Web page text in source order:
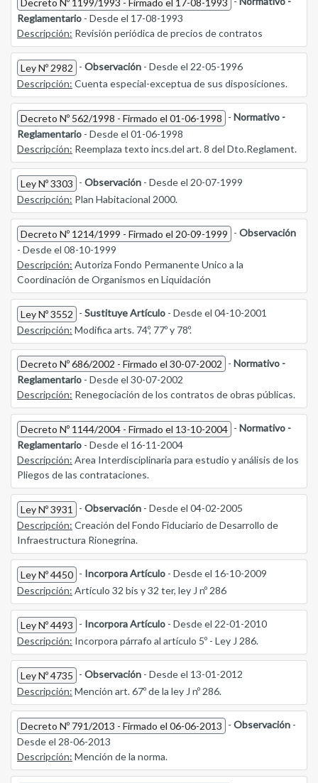
Reglamentario - Desde el 17-08-1993
Descripción: Revisión periódica de precios de contratos
Ley Nº 2982 - Observación - Desde el 22-05-1996
Descripción: Cuenta especial-exceptua de sus disposiciones.
Decreto Nº 562/1998 - Firmado el 01-06-1998 - Normativo -
Reglamentario - Desde el 01-06-1998
Descripción: Reemplaza texto incs.del art. 8 del Dto.Reglament.
Ley Nº 3303 - Observación - Desde el 20-07-1999
Descripción: Plan Habitacional 2000.
Decreto Nº 1214/1999 - Firmado el 20-09-1999 - Observación
- Desde el 08-10-1999
Descripción: Autoriza Fondo Permanente Unico a la
Coordinación de Organismos en Liquidación
Ley Nº 3552 - Sustituye Artículo - Desde el 04-10-2001
Descripción: Modifica arts. 74º, 77º y 78º.
Decreto Nº 686/2002 - Firmado el 30-07-2002 - Normativo -
Reglamentario - Desde el 30-07-2002
Descripción: Renegociación de los contratos de obras públicas.
Decreto Nº 1144/2004 - Firmado el 13-10-2004 - Normativo -
Reglamentario - Desde el 16-11-2004
Descripción: Area Interdisciplinaria para estudio y análisis de los
Pliegos de las contrataciones.
Ley Nº 3931 - Observación - Desde el 04-02-2005
Descripción: Creación del Fondo Fiduciario de Desarrollo de
Infraestructura Rionegrina.
Ley Nº 4450 - Incorpora Artículo - Desde el 16-10-2009
Descripción: Artículo 32 bis y 32 ter, ley J nº 286
Ley Nº 4493 - Incorpora Artículo - Desde el 22-01-2010
Descripción: Incorpora párrafo al artículo 5º - Ley J 286.
Ley Nº 4735 - Observación - Desde el 13-01-2012
Descripción: Mención art. 67º de la ley J nº 286.
Decreto Nº 791/2013 - Firmado el 06-06-2013 - Observación -
Desde el 28-06-2013
Descripción: Mención de la norma.